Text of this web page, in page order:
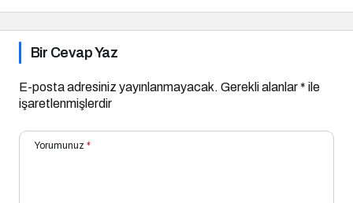
Bir Cevap Yaz
E-posta adresiniz yayınlanmayacak. Gerekli alanlar* ile
işaretlenmişlerdir
Yorumunuz *